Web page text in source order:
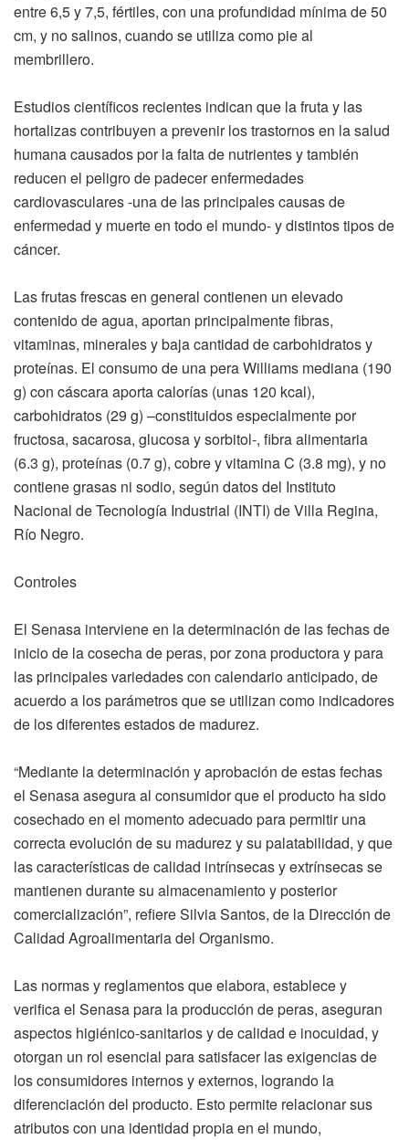
entre 6,5 y 7,5, fértiles, con una profundidad mínima de 50
cm, y no salinos, cuando se utiliza como pie al
membrillero.
Estudios científicos recientes indican que la fruta y las
hortalizas contribuyen a prevenir los trastornos en la salud
humana causados por la falta de nutrientes y también
reducen el peligro de padecer enfermedades
cardiovasculares -una de las principales causas de
enfermedad y muerte en todo el mundo- y distintos tipos de
cáncer.
Las frutas frescas en general contienen un elevado
contenido de agua, aportan principalmente fibras,
vitaminas, minerales y baja cantidad de carbohidratos y
proteínas. El consumo de una pera Williams mediana (190
g) con cáscara aporta calorías (unas 120 kcal),
carbohidratos (29 g) –constituidos especialmente por
fructosa, sacarosa, glucosa y sorbitol-, fibra alimentaria
(6.3 g), proteínas (0.7 g), cobre y vitamina C (3.8 mg), y no
contiene grasas ni sodio, según datos del Instituto
Nacional de Tecnología Industrial (INTI) de Villa Regina,
Río Negro.
Controles
El Senasa interviene en la determinación de las fechas de
inicio de la cosecha de peras, por zona productora y para
las principales variedades con calendario anticipado, de
acuerdo a los parámetros que se utilizan como indicadores
de los diferentes estados de madurez.
“Mediante la determinación y aprobación de estas fechas
el Senasa asegura al consumidor que el producto ha sido
cosechado en el momento adecuado para permitir una
correcta evolución de su madurez y su palatabilidad, y que
las características de calidad intrínsecas y extrínsecas se
mantienen durante su almacenamiento y posterior
comercialización”, refiere Silvia Santos, de la Dirección de
Calidad Agroalimentaria del Organismo.
Las normas y reglamentos que elabora, establece y
verifica el Senasa para la producción de peras, aseguran
aspectos higiénico-sanitarios y de calidad e inocuidad, y
otorgan un rol esencial para satisfacer las exigencias de
los consumidores internos y externos, logrando la
diferenciación del producto. Esto permite relacionar sus
atributos con una identidad propia en el mundo,